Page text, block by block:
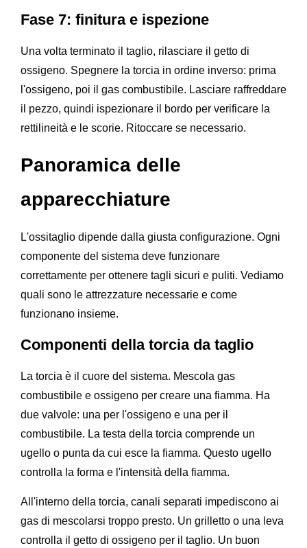
Fase 7: finitura e ispezione
Una volta terminato il taglio, rilasciare il getto di
ossigeno. Spegnere la torcia in ordine inverso: prima
l'ossigeno, poi il gas combustibile. Lasciare raffreddare
il pezzo, quindi ispezionare il bordo per verificare la
rettilineità e le scorie. Ritoccare se necessario.
Panoramica delle
apparecchiature
L'ossitaglio dipende dalla giusta configurazione. Ogni
componente del sistema deve funzionare
correttamente per ottenere tagli sicuri e puliti. Vediamo
quali sono le attrezzature necessarie e come
funzionano insieme.
Componenti della torcia da taglio
La torcia è il cuore del sistema. Mescola gas
combustibile e ossigeno per creare una fiamma. Ha
due valvole: una per l'ossigeno e una per il
combustibile. La testa della torcia comprende un
ugello o punta da cui esce la fiamma. Questo ugello
controlla la forma e l'intensità della fiamma.
All'interno della torcia, canali separati impediscono ai
gas di mescolarsi troppo presto. Un grilletto o una leva
controlla il getto di ossigeno per il taglio. Un buon